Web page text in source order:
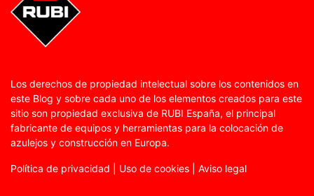
Los derechos de propiedad intelectual sobre los contenidos en
este Blog y sobre cada uno de los elementos creados para este
sitio son propiedad exclusiva de RUBI España, el principal
fabricante de equipos y herramientas para la colocación de
azulejos y construcción en Europa.
Política de privacidad Uso de cookies Aviso legal